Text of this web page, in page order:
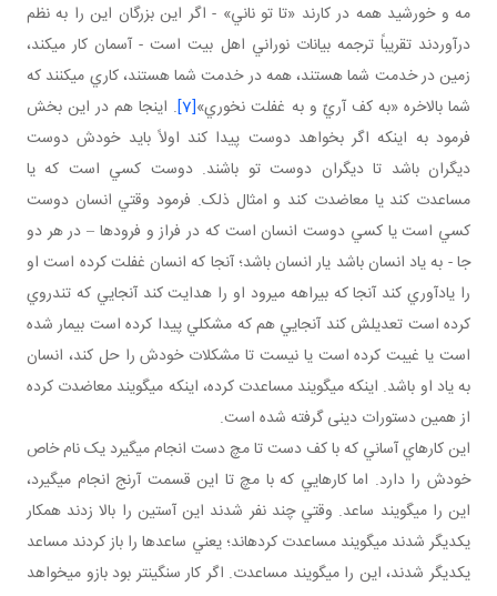
مه و خورشيد همه در کارند «تا تو ناني» - اگر اين بزرگان اين را به نظم
درآوردند تقريباً ترجمه بيانات نوراني اهل بيت است - آسمان کار مي کند،
زمين در خدمت شما هستند، همه در خدمت شما هستند، کاري مي کنند که
شما بالاخره «به کف آريّ و به غفلت نخوري»[7] . اينجا هم در اين بخش
فرمود به اينکه اگر بخواهد دوست پيدا کند اولاً بايد خودش دوست
ديگران باشد تا ديگران دوست تو باشند. دوست کسي است که يا
مساعدت کند يا معاضدت کند و امثال ذلک. فرمود وقتي انسان دوست
کسي است يا کسي دوست انسان است که در فراز و فرودها – در هر دو
جا - به ياد انسان باشد يار انسان باشد؛ آنجا که انسان غفلت کرده است او
را ياد آوري کند آنجا که بيراهه مي رود او را هدايت کند آنجايي که تندروي
کرده است تعديلش کند آنجايي هم که مشکلي پيدا کرده است بيمار شده
است يا غيبت کرده است يا نيست تا مشکلات خودش را حل کند، انسان
به ياد او باشد. اينکه مي گويند مساعدت کرده، اينکه مي گويند معاضدت کرده
از همين دستورات دينی گرفته شده است.
اين کارهاي آساني که با کف دست تا مچ دست انجام مي گيرد يک نام خاص
خودش را دارد. اما کارهايي که با مچ تا اين قسمت آرنج انجام مي گيرد،
اين را مي گويند ساعد. وقتي چند نفر شدند اين آستين را بالا زدند همکار
يکديگر شدند مي گويند مساعدت کرده­اند؛ يعني ساعدها را باز کردند مساعد
يکديگر شدند، اين را مي گويند مساعدت. اگر کار سنگين تر بود بازو مي خواهد